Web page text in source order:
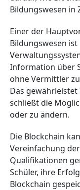
Bildungswesen in
Einer der
Bildungswesen
Information über
ohne Vermittler
Das
schließt die
oder zu ändern.
Die Blockchain
Vereinfachung
Qualifikationen
Schüler, ihre
Blockchain